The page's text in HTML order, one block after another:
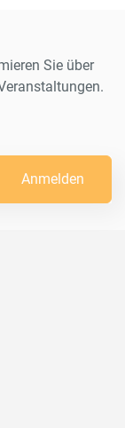
Sie über
Anmelden